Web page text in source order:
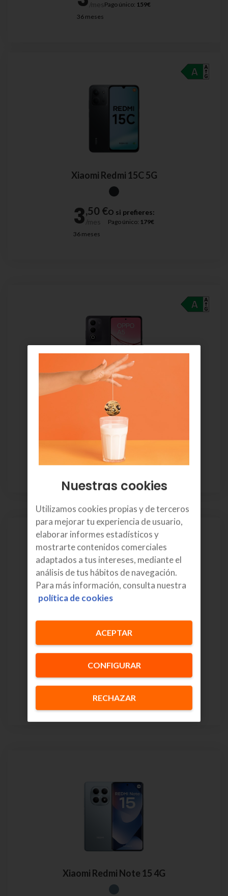
36 meses
Pago único: 159€
Xiaomi Redmi 15C 5G
36 meses
O si prefieres:
Pago único: 179€
OPPO A5 4G
36 meses
O si prefieres:
Pago único:
24 meses
O si prefieres:
Pago único:79€
Xiaomi Redmi Note 15 4G
Nuestras cookies
Utilizamos cookies propias y de terceros
para mejorar tu experiencia de usuario,
elaborar informes estadísticos y
mostrarte contenidos comerciales
adaptados a tus intereses, mediante el
análisis de tus hábitos de navegación.
Para más información, consulta nuestra
política de cookies
CONFIGURAR
RECHAZAR
ACEPTAR